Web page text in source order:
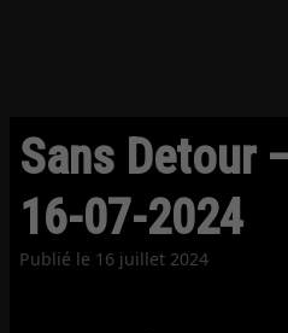
Sans Detour
16-07-2024
Publié le 16 juillet 2024